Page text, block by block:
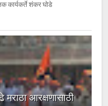
कार्यकर्ते शंकर घोडे
आरक्षणासाठी